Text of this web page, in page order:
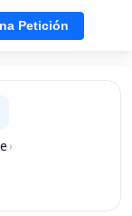
Petición
›